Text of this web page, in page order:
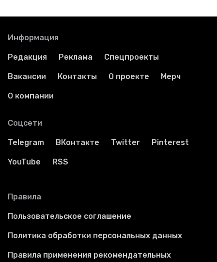
Информация
Редакция Реклама Спецпроекты
Вакансии Контакты О проекте Мерч
О компании
Соцсети
Telegram ВКонтакте Twitter Pinterest
YouTube RSS
Правила
Пользовательское соглашение
Политика обработки персональных данных
Правила применения рекомендательных